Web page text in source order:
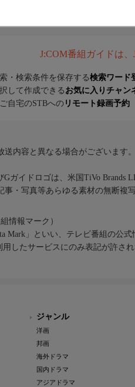
J:COM番組ガイドは
・検索条件を保存する検索ワード
して作成できる お気に入りチャン
自宅のSTBへの リモート録画予約
内容と異なる場合がございます。
ガイドロゴは、米国TiVo Brands
・写真等あらゆる素材の無断複
情報マーク）
Mark」といい、テレビ番組の公式
用したサービスにのみ表記が許さ
ジャンル
洋画
邦画
海外ドラマ
国内ドラマ
アジアドラマ